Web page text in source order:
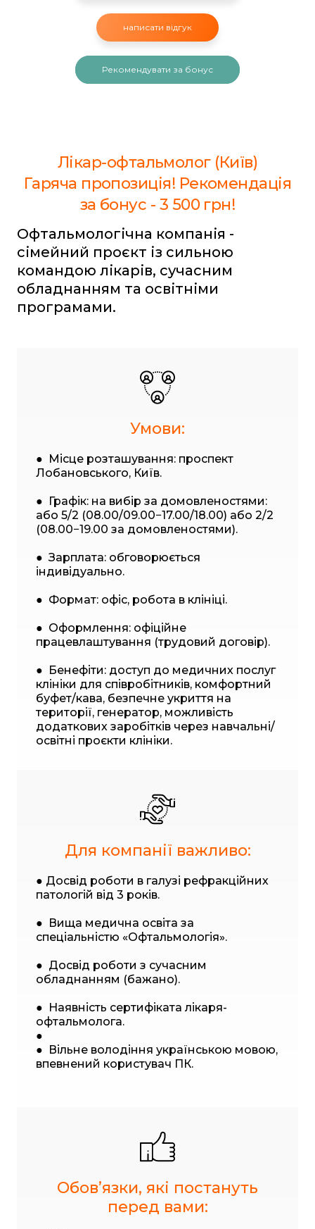
написати відгук
Рекомендувати за бонус
Лікар-офтальмолог (Київ)
Гаряча пропозиція! Рекомендація
за бонус - 3 500 грн!
Офтальмологічна компанія -
сімейний проєкт із сильною
командою лікарів, сучасним
обладнанням та освітніми
програмами.
Умови:
● Місце розташування: проспект
Лобановського, Київ.
● Графік: на вибір за домовленостями:
або 5/2 (08.00/09.00−17.00/18.00) або 2/2
(08.00−19.00 за домовленостями).
● Зарплата: обговорюється
індивідуально.
● Формат: офіс, робота в клініці.
● Оформлення: офіційне
працевлаштування (трудовий договір).
● Бенефіти: доступ до медичних послуг
клініки для співробітників, комфортний
буфет/кава, безпечне укриття на
території, генератор, можливість
додаткових заробітків через навчальні/
освітні проєкти клініки.
Для компанії важливо:
● Досвід роботи в галузі рефракційних
патологій від 3 років.
● Вища медична освіта за
спеціальністю «Офтальмологія».
● Досвід роботи з сучасним
обладнанням (бажано).
● Наявність сертифіката лікаря-
офтальмолога.
●
● Вільне володіння українською мовою,
впевнений користувач ПК.
Обовʼязки, які постануть
перед вами: